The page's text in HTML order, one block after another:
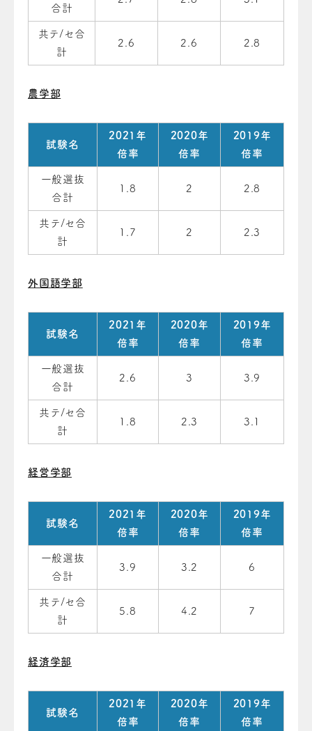
合計
共テ/セ合
計
2.6 2.6 2.8
農学部
試験名
2021年
倍率
2020年
倍率
2019年
倍率
一般選抜
合計
1.8 2 2.8
共テ/セ合
計
1.7 2 2.3
外国語学部
試験名
2021年
倍率
2020年
倍率
2019年
倍率
一般選抜
合計
2.6 3 3.9
共テ/セ合
計
1.8 2.3 3.1
経営学部
試験名
2021年
倍率
2020年
倍率
2019年
倍率
一般選抜
合計
3.9 3.2 6
共テ/セ合
計
5.8 4.2 7
経済学部
試験名
2021年
倍率
2020年
倍率
2019年
倍率